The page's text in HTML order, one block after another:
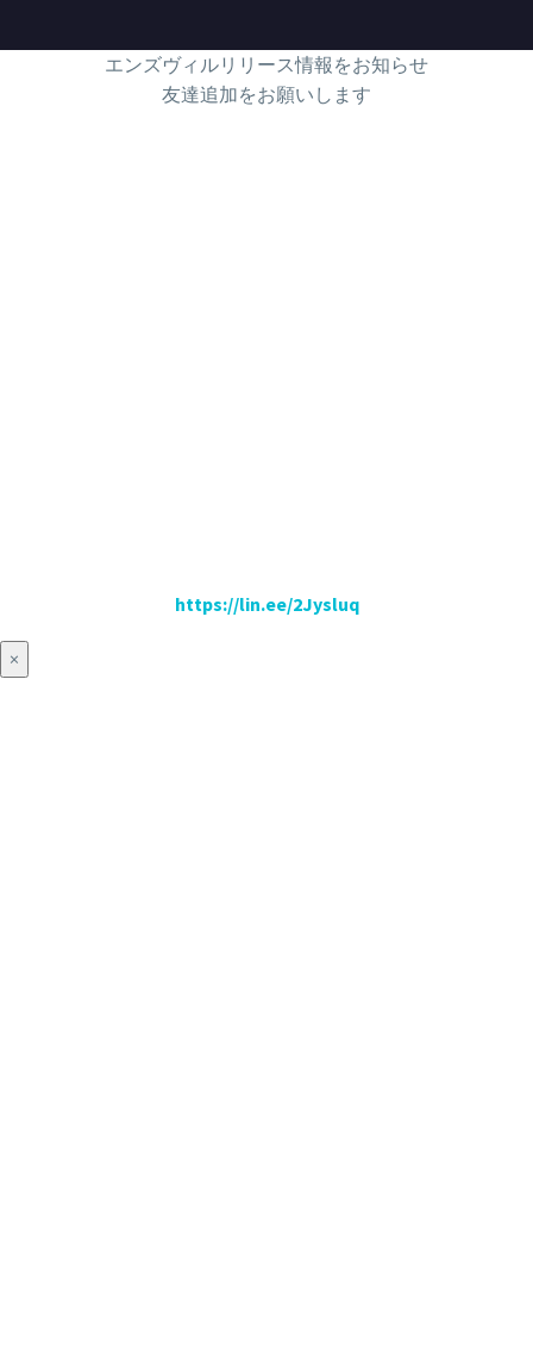
エンズヴィルリリース情報をお知らせ
友達追加をお願いします
https://lin.ee/2Jysluq
×